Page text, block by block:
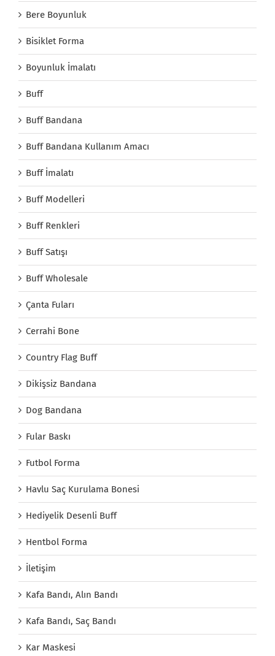
Bere Boyunluk
Bisiklet Forma
Boyunluk İmalatı
Buff
Buff Bandana
Buff Bandana Kullanım Amacı
Buff İmalatı
Buff Modelleri
Buff Renkleri
Buff Satışı
Buff Wholesale
Çanta Fuları
Cerrahi Bone
Country Flag Buff
Dikişsiz Bandana
Dog Bandana
Fular Baskı
Futbol Forma
Havlu Saç Kurulama Bonesi
Hediyelik Desenli Buff
Hentbol Forma
İletişim
Kafa Bandı, Alın Bandı
Kafa Bandı, Saç Bandı
Kar Maskesi